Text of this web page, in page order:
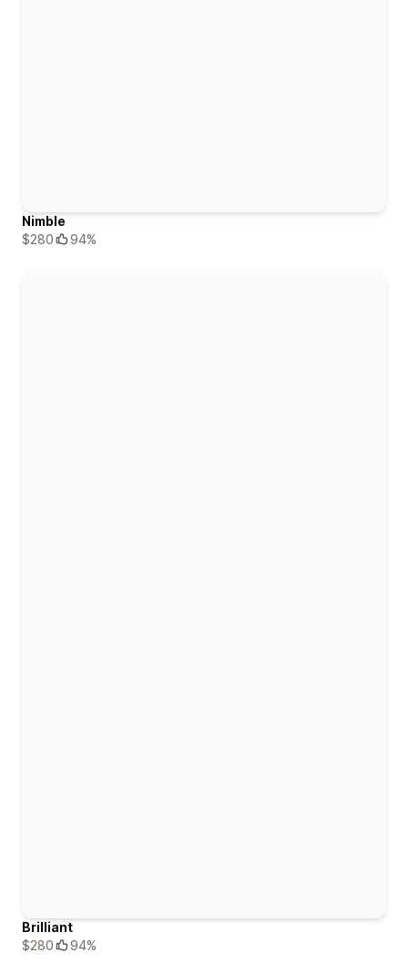
Nimble
$280
94%
Brilliant
$280
94%